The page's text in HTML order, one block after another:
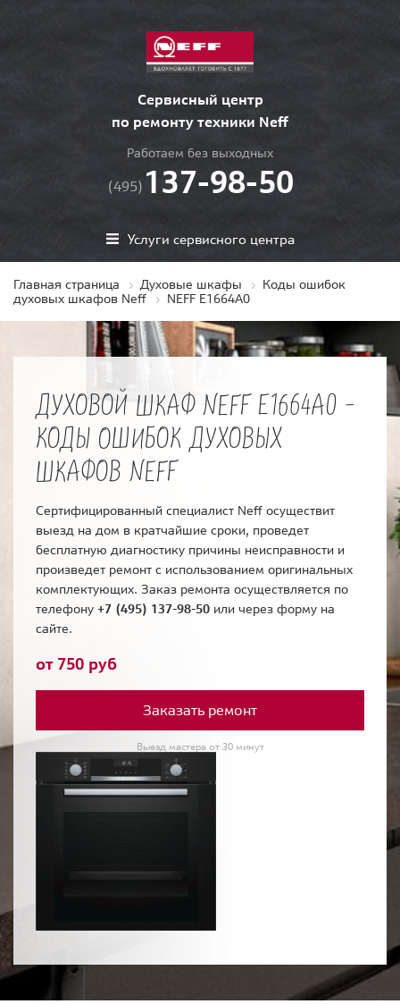
Сервисный центр
по ремонту техники Neff
Работаем без выходных
(495) 137-98-50
Услуги сервисного центра
Главная страница Духовые шкафы
Коды ошибок
духовых шкафов Neff
NEFF E1664A0
ДУХОВОЙ ШКАФ NEFF E1664A0 -
КОДЫ ОШИБОК ДУХОВЫХ
ШКАФОВ NEFF
Сертифицированный специалист Neff осуществит
выезд на дом в кратчайшие сроки, проведет
бесплатную диагностику причины неисправности и
произведет ремонт с использованием оригинальных
комплектующих. Заказ ремонта осуществляется по
телефону +7 (495) 137-98-50 или через форму на
сайте.
от 750 руб
Заказать ремонт
Выезд мастера от 30 минут